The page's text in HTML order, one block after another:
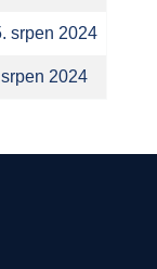
srpen 2024
2024